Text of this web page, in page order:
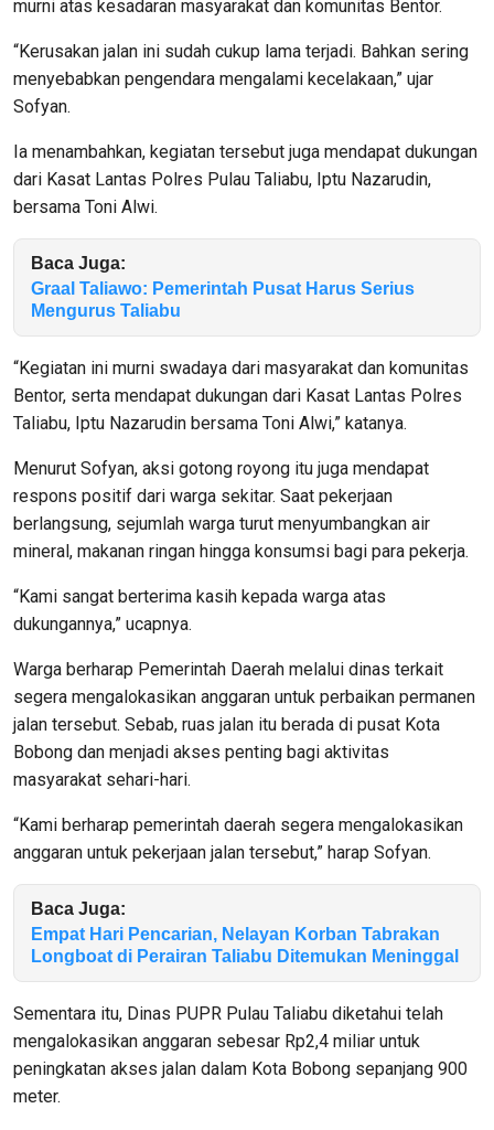
murni atas kesadaran masyarakat dan komunitas Bentor.
“Kerusakan jalan ini sudah cukup lama terjadi. Bahkan sering
menyebabkan pengendara mengalami kecelakaan,” ujar
Sofyan.
Ia menambahkan, kegiatan tersebut juga mendapat dukungan
dari Kasat Lantas Polres Pulau Taliabu, Iptu Nazarudin,
bersama Toni Alwi.
Baca Juga:
Graal Taliawo: Pemerintah Pusat Harus Serius
Mengurus Taliabu
“Kegiatan ini murni swadaya dari masyarakat dan komunitas
Bentor, serta mendapat dukungan dari Kasat Lantas Polres
Taliabu, Iptu Nazarudin bersama Toni Alwi,” katanya.
Menurut Sofyan, aksi gotong royong itu juga mendapat
respons positif dari warga sekitar. Saat pekerjaan
berlangsung, sejumlah warga turut menyumbangkan air
mineral, makanan ringan hingga konsumsi bagi para pekerja.
“Kami sangat berterima kasih kepada warga atas
dukungannya,” ucapnya.
Warga berharap Pemerintah Daerah melalui dinas terkait
segera mengalokasikan anggaran untuk perbaikan permanen
jalan tersebut. Sebab, ruas jalan itu berada di pusat Kota
Bobong dan menjadi akses penting bagi aktivitas
masyarakat sehari-hari.
“Kami berharap pemerintah daerah segera mengalokasikan
anggaran untuk pekerjaan jalan tersebut,” harap Sofyan.
Baca Juga:
Empat Hari Pencarian, Nelayan Korban Tabrakan
Longboat di Perairan Taliabu Ditemukan Meninggal
Sementara itu, Dinas PUPR Pulau Taliabu diketahui telah
mengalokasikan anggaran sebesar Rp2,4 miliar untuk
peningkatan akses jalan dalam Kota Bobong sepanjang 900
meter.